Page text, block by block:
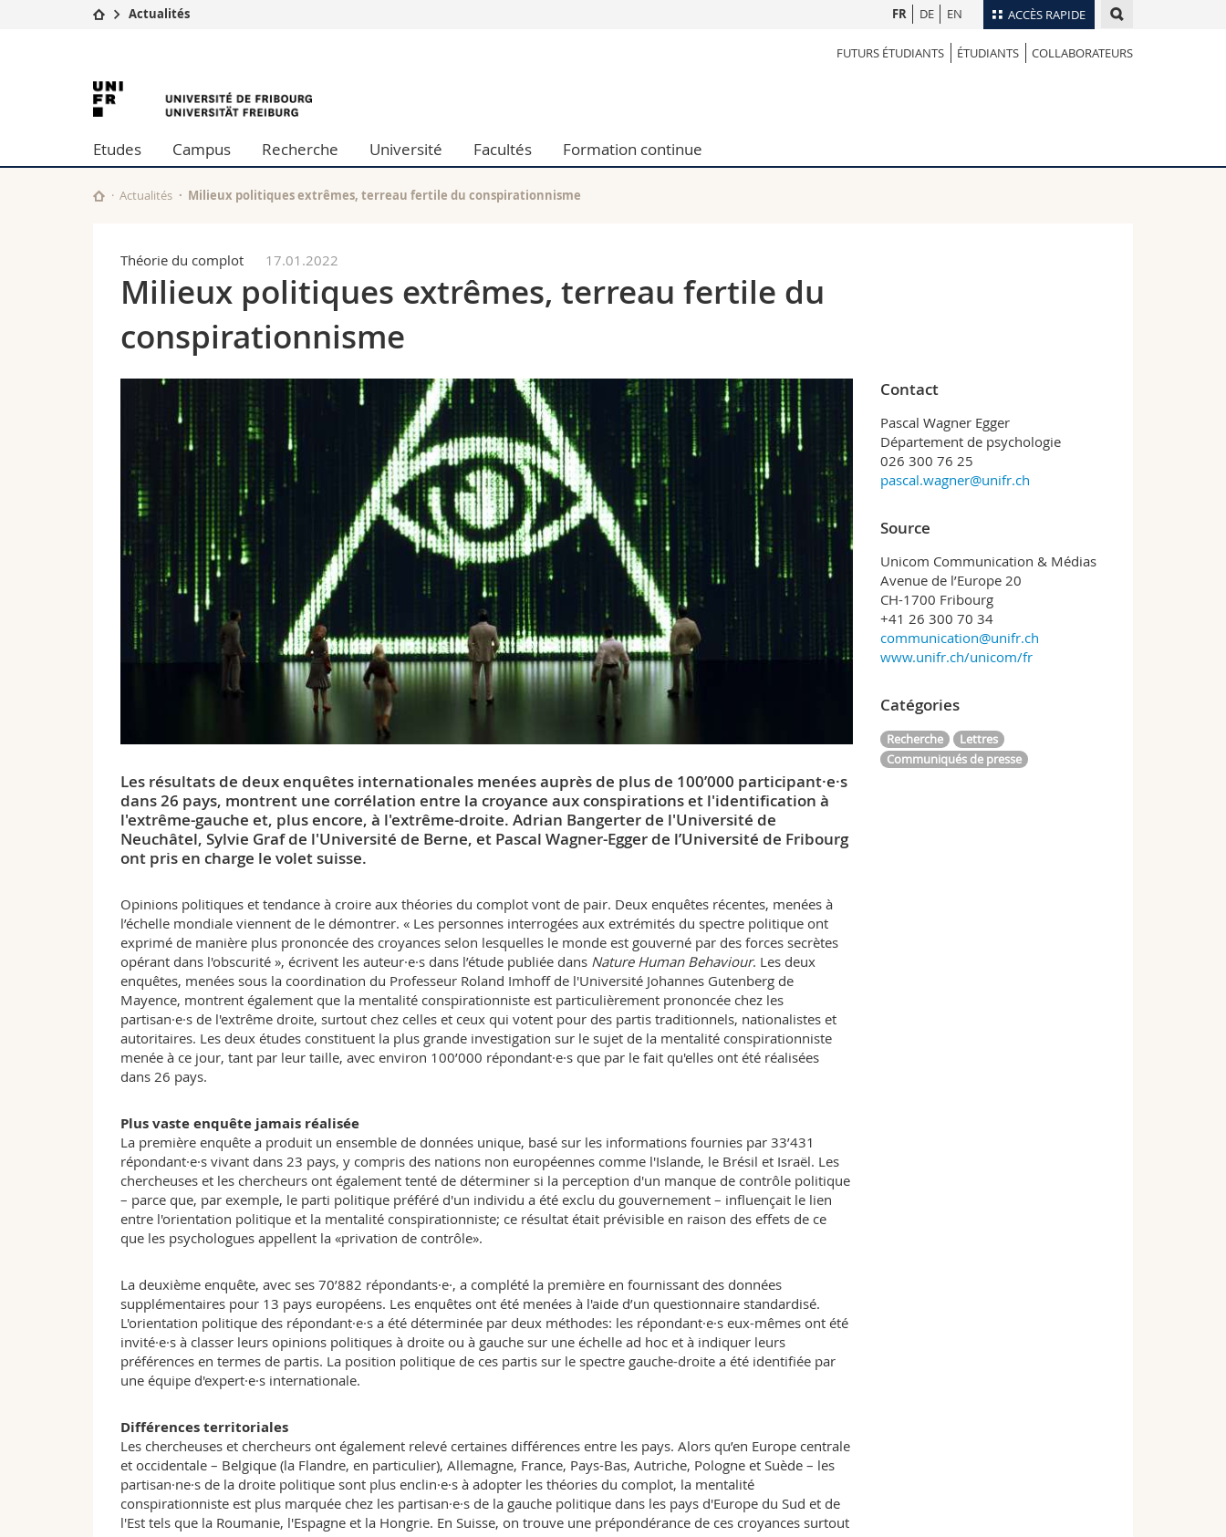
ACCÈS RAPIDE
Etudes
Campus
Université
Formation continue
Lettres et sciences humaines
Sciences de l'éducation et de la formation
Sciences et médecine
Interfacultaire
Collaborateurs
Annuaire du personnel
Programme des cours
FR DE EN
Actualités
FUTURS ÉTUDIANTS ÉTUDIANTS COLLABORATEURS
University
of
Fribourg
Etudes Campus Recherche Université Facultés Formation continue
Actualités Milieux politiques extrêmes, terreau fertile du conspirationnisme
Théorie du complot 17.01.2022
Milieux politiques extrêmes, terreau fertile du
conspirationnisme
Les résultats de deux enquêtes internationales menées auprès de plus de 100’000 participant·e·s
dans 26 pays, montrent une corrélation entre la croyance aux conspirations et l'identification à
l'extrême-gauche et, plus encore, à l'extrême-droite. Adrian Bangerter de l'Université de
Neuchâtel, Sylvie Graf de l'Université de Berne, et Pascal Wagner-Egger de l’Université de Fribourg
ont pris en charge le volet suisse.
Opinions politiques et tendance à croire aux théories du complot vont de pair. Deux enquêtes récentes, menées à
l’échelle mondiale viennent de le démontrer. « Les personnes interrogées aux extrémités du spectre politique ont
exprimé de manière plus prononcée des croyances selon lesquelles le monde est gouverné par des forces secrètes
opérant dans l'obscurité », écrivent les auteur·e·s dans l’étude publiée dans Nature Human Behaviour. Les deux
enquêtes, menées sous la coordination du Professeur Roland Imhoff de l'Université Johannes Gutenberg de
Mayence, montrent également que la mentalité conspirationniste est particulièrement prononcée chez les
partisan·e·s de l'extrême droite, surtout chez celles et ceux qui votent pour des partis traditionnels, nationalistes et
autoritaires. Les deux études constituent la plus grande investigation sur le sujet de la mentalité conspirationniste
menée à ce jour, tant par leur taille, avec environ 100’000 répondant·e·s que par le fait qu'elles ont été réalisées
dans 26 pays.
Plus vaste enquête jamais réalisée
La première enquête a produit un ensemble de données unique, basé sur les informations fournies par 33’431
répondant·e·s vivant dans 23 pays, y compris des nations non européennes comme l'Islande, le Brésil et Israël. Les
chercheuses et les chercheurs ont également tenté de déterminer si la perception d'un manque de contrôle politique
– parce que, par exemple, le parti politique préféré d'un individu a été exclu du gouvernement – influençait le lien
entre l'orientation politique et la mentalité conspirationniste; ce résultat était prévisible en raison des effets de ce
que les psychologues appellent la «privation de contrôle».
La deuxième enquête, avec ses 70’882 répondants·e·, a complété la première en fournissant des données
supplémentaires pour 13 pays européens. Les enquêtes ont été menées à l'aide d’un questionnaire standardisé.
L'orientation politique des répondant·e·s a été déterminée par deux méthodes: les répondant·e·s eux-mêmes ont été
invité·e·s à classer leurs opinions politiques à droite ou à gauche sur une échelle ad hoc et à indiquer leurs
préférences en termes de partis. La position politique de ces partis sur le spectre gauche-droite a été identifiée par
une équipe d'expert·e·s internationale.
Différences territoriales
Les chercheuses et chercheurs ont également relevé certaines différences entre les pays. Alors qu’en Europe centrale
et occidentale – Belgique (la Flandre, en particulier), Allemagne, France, Pays-Bas, Autriche, Pologne et Suède – les
partisan·ne·s de la droite politique sont plus enclin·e·s à adopter les théories du complot, la mentalité
conspirationniste est plus marquée chez les partisan·e·s de la gauche politique dans les pays d'Europe du Sud et de
l'Est tels que la Roumanie, l'Espagne et la Hongrie. En Suisse, on trouve une prépondérance de ces croyances surtout
Contact
Pascal Wagner Egger
Département de psychologie
026 300 76 25
pascal.wagner@unifr.ch
Source
Unicom Communication & Médias
Avenue de l’Europe 20
CH-1700 Fribourg
+41 26 300 70 34
communication@unifr.ch
www.unifr.ch/unicom/fr
Catégories
Recherche
Lettres
Communiqués de presse